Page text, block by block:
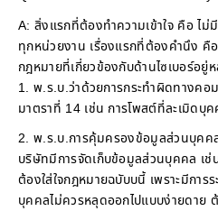
A: สิ่งแรกที่ต้องทำความเข้าใจ คือ ไม่
ทุกหน่วยงาน เรื่องแรกที่ต้องคำนึง
กฎหมายที่เกี่ยวข้องกับด้านไซเบอร์อยู่
1. พ.ร.บ.ว่าด้วยการกระทำผิดทางคอ
มาตราที่ 14 เช่น การโพสต์ที่ละเมิดบุ
2. พ.ร.บ.การคุ้มครองข้อมูลส่วนบุคค
บริษัทมีการจัดเก็บข้อมูลส่วนบุคคล เ
ต้องใส่ใจกฎหมายฉบับบนี้ เพราะมีการ
บุคคลไม่ควรหลุดออกไปแบบง่ายดาย